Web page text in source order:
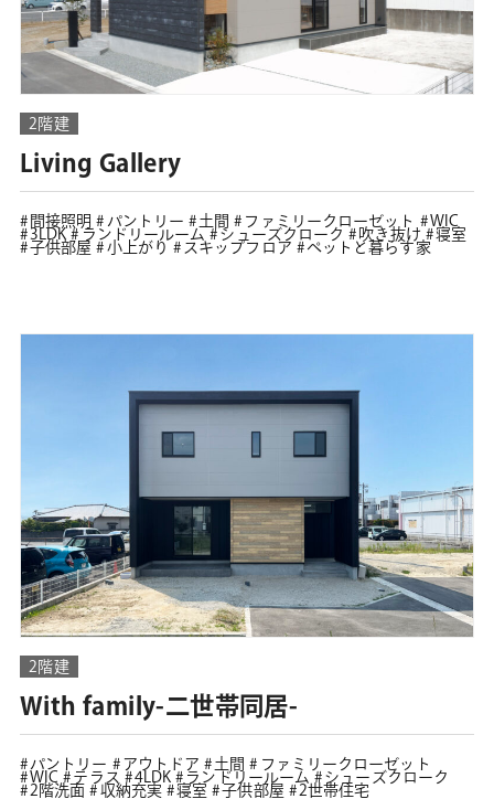
2階建
Living Gallery
間接照明 パントリー 土間 ファミリークローゼット
WIC
3LDK
ランドリールーム シューズクローク 吹き抜け
寝室
子供部屋
小上がり スキップフロア ペットと暮らす家
2階建
With family-二世帯同居-
パントリー アウトドア 土間
ファミリークローゼット
WIC
テラス 4LDK ランドリールーム
シューズクローク
2階洗面
収納充実 寝室 子供部屋 2世帯住宅